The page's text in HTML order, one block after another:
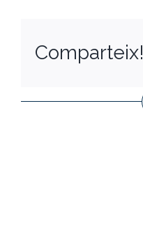
Comparteix!